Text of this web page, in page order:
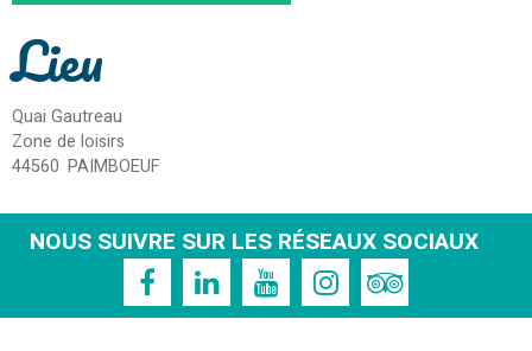
Lieu
Quai Gautreau
Zone de loisirs
44560 PAIMBOEUF
NOUS SUIVRE SUR LES RÉSEAUX SOCIAUX